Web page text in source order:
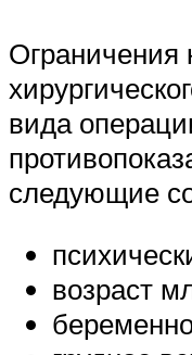
Ограничения
вида
следующие
возраст